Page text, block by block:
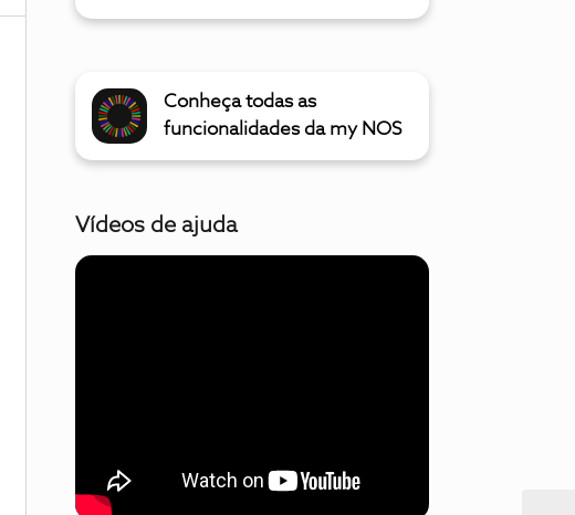
Conheça todas as
funcionalidades da my NOS
Vídeos de ajuda